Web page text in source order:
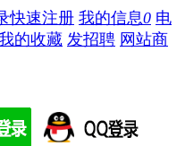
快速注册 我的信息0 电
的收藏 发招聘 网站商